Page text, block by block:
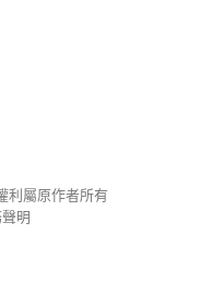
利屬原作者所有
明